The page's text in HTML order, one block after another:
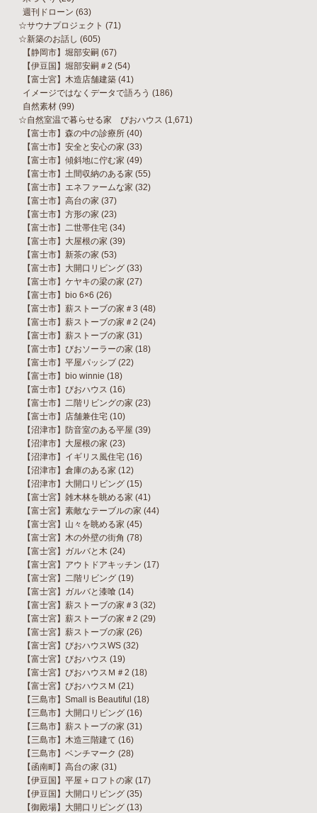
週刊ドローン (63)
☆サウナプロジェクト (71)
☆新築のお話し (605)
【静岡市】堀部安嗣 (67)
【伊豆国】堀部安嗣＃2 (54)
【富士宮】木造店舗建築 (41)
イメージではなくデータで語ろう (186)
自然素材 (99)
☆自然室温で暮らせる家 びおハウス (1,671)
【富士市】森の中の診療所 (40)
【富士市】安全と安心の家 (33)
【富士市】傾斜地に佇む家 (49)
【富士市】土間収納のある家 (55)
【富士市】エネファームな家 (32)
【富士市】高台の家 (37)
【富士市】方形の家 (23)
【富士市】二世帯住宅 (34)
【富士市】大屋根の家 (39)
【富士市】新茶の家 (53)
【富士市】大開口リビング (33)
【富士市】ケヤキの梁の家 (27)
【富士市】bio 6×6 (26)
【富士市】薪ストーブの家＃3 (48)
【富士市】薪ストーブの家＃2 (24)
【富士市】薪ストーブの家 (31)
【富士市】びおソーラーの家 (18)
【富士市】平屋パッシブ (22)
【富士市】bio winnie (18)
【富士市】びおハウス (16)
【富士市】二階リビングの家 (23)
【富士市】店舗兼住宅 (10)
【沼津市】防音室のある平屋 (39)
【沼津市】大屋根の家 (23)
【沼津市】イギリス風住宅 (16)
【沼津市】倉庫のある家 (12)
【沼津市】大開口リビング (15)
【富士宮】雑木林を眺める家 (41)
【富士宮】素敵なテーブルの家 (44)
【富士宮】山々を眺める家 (45)
【富士宮】木の外壁の街角 (78)
【富士宮】ガルバと木 (24)
【富士宮】アウトドアキッチン (17)
【富士宮】二階リビング (19)
【富士宮】ガルバと漆喰 (14)
【富士宮】薪ストーブの家＃3 (32)
【富士宮】薪ストーブの家＃2 (29)
【富士宮】薪ストーブの家 (26)
【富士宮】びおハウスWS (32)
【富士宮】びおハウス (19)
【富士宮】びおハウスＭ＃2 (18)
【富士宮】びおハウスＭ (21)
【三島市】Small is Beautiful (18)
【三島市】大開口リビング (16)
【三島市】薪ストーブの家 (31)
【三島市】木造三階建て (16)
【三島市】ベンチマーク (28)
【函南町】高台の家 (31)
【伊豆国】平屋＋ロフトの家 (17)
【伊豆国】大開口リビング (35)
【御殿場】大開口リビング (13)